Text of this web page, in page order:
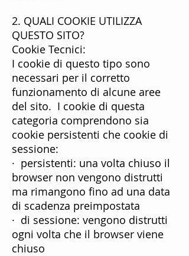
2. QUALI COOKIE UTILIZZA
QUESTO SITO?
Cookie Tecnici:
I cookie di questo tipo sono
necessari per il corretto
funzionamento di alcune aree
del sito. I cookie di questa
categoria comprendono sia
cookie persistenti che cookie di
sessione:
· persistenti: una volta chiuso il
browser non vengono distrutti
ma rimangono fino ad una data
di scadenza preimpostata
· di sessione: vengono distrutti
ogni volta che il browser viene
chiuso